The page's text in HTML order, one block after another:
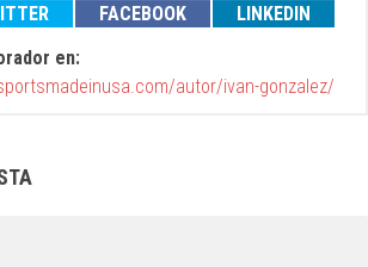
FACEBOOK
LINKEDIN
en:
autor/ivan-gonzalez/